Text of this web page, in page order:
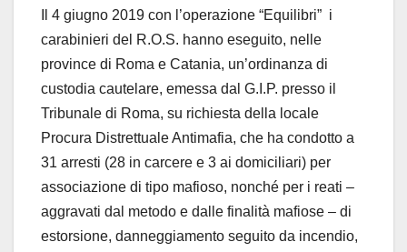
Il 4 giugno 2019 con l’operazione “Equilibri” i
carabinieri del R.O.S. hanno eseguito, nelle
province di Roma e Catania, un’ordinanza di
custodia cautelare, emessa dal G.I.P. presso il
Tribunale di Roma, su richiesta della locale
Procura Distrettuale Antimafia, che ha condotto a
31 arresti (28 in carcere e 3 ai domiciliari) per
associazione di tipo mafioso, nonché per i reati –
aggravati dal metodo e dalle finalità mafiose – di
estorsione, danneggiamento seguito da incendio,